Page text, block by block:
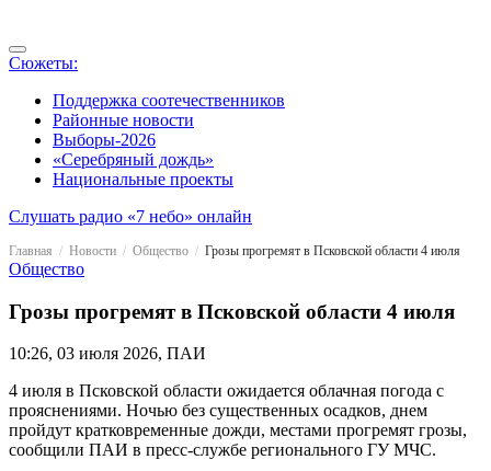
Сюжеты:
Поддержка соотечественников
Районные новости
Выборы-2026
«Серебряный дождь»
Национальные проекты
Слушать радио «7 небо» онлайн
Главная Новости Общество Грозы прогремят в Псковской области 4 июля
Общество
Грозы прогремят в Псковской области 4 июля
10:26, 03 июля 2026, ПАИ
4 июля в Псковской области ожидается облачная погода с
прояснениями. Ночью без существенных осадков, днем
пройдут кратковременные дожди, местами прогремят грозы,
сообщили ПАИ в пресс-службе регионального ГУ МЧС.